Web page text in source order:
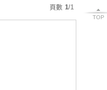
TOP
頁數 1/1